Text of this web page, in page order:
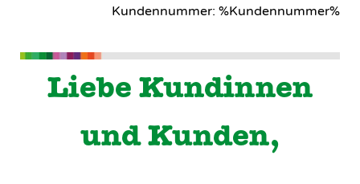
Kundennummer: %Kundennummer%
Liebe Kundinnen
und Kunden,